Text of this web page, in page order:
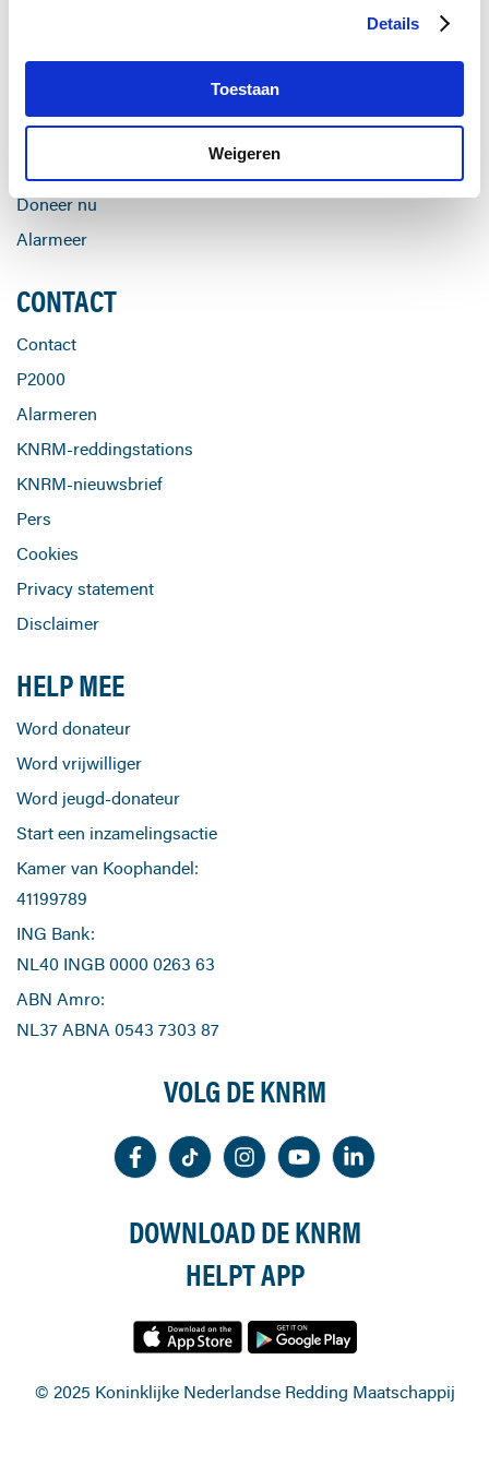
Details
Toestaan
Weigeren
Help mee
Actueel
Doneer nu
Alarmeer
CONTACT
Contact
P2000
Alarmeren
KNRM-reddingstations
KNRM-nieuwsbrief
Pers
Cookies
Privacy statement
Disclaimer
HELP MEE
Word donateur
Word vrijwilliger
Word jeugd-donateur
Start een inzamelingsactie
Kamer van Koophandel:
41199789
ING Bank:
NL40 INGB 0000 0263 63
ABN Amro:
NL37 ABNA 0543 7303 87
VOLG DE KNRM
DOWNLOAD DE KNRM
HELPT APP
© 2025 Koninklijke Nederlandse Redding Maatschappij